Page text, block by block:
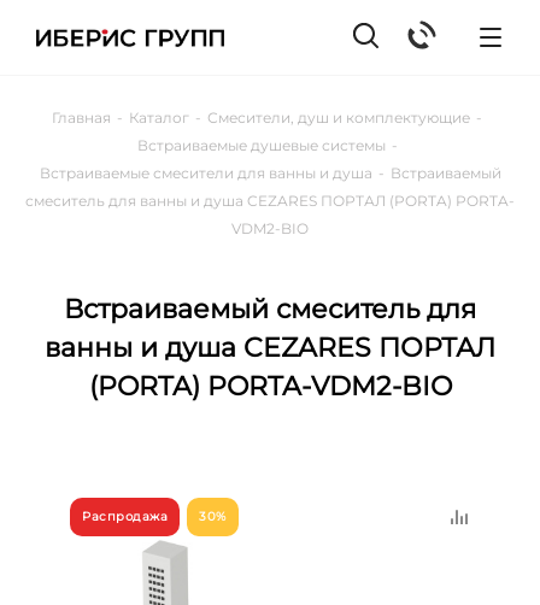
Главная - Каталог - Смесители, душ и комплектующие -
Встраиваемые душевые системы -
Встраиваемые смесители для ванны и душа - Встраиваемый
смеситель для ванны и душа CEZARES ПОРТАЛ (PORTA) PORTA-
VDM2-BIO
Встраиваемый смеситель для
ванны и душа CEZARES ПОРТАЛ
(PORTA) PORTA-VDM2-BIO
Распродажа 30%